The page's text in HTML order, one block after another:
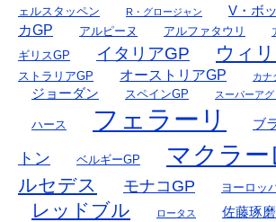
ェルスタッペン
R・グロージャン V・ボ
カGP
アルピーヌ アルファタウリ
ギリスGP
イタリアGP ウィ
ストラリアGP
オーストリアGP カナ
ジョーダン スペインGP スーパーアグ
ハース フェラーリ ブ
トン
ベルギーGP マクラー
ルセデス
モナコGP ヨーロッ
レッドブル ロータス 佐藤琢磨